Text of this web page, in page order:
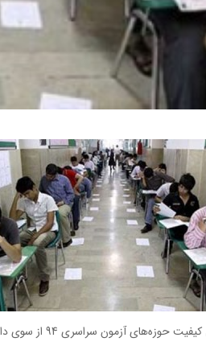
حوزه‌های آزمون سراسری 94 از سوی داوطلبان